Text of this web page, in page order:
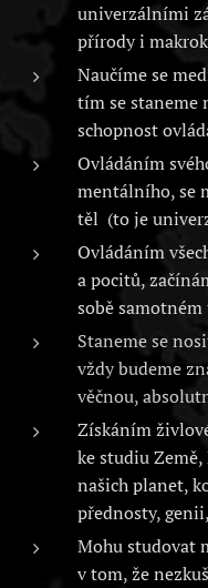
univerzálními
přírody i
Naučíme se
tím se staneme
schopnost
Ovládáním
mentálního, se
těl (to je
Ovládáním
a pocitů,
sobě
Staneme se
vždy budeme
věčnou,
Získáním
ke studiu Země,
našich planet,
přednosty,
Mohu studovat
v tom, že